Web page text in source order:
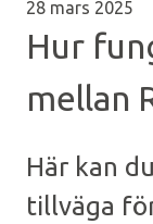
28 mars 2025
Hur
mellan
Här kan
tillväga